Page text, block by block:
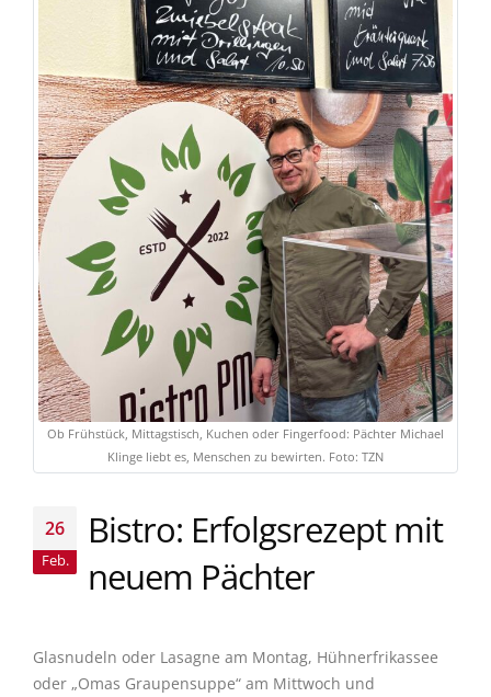
Ob Frühstück, Mittagstisch, Kuchen oder Fingerfood: Pächter Michael
Klinge liebt es, Menschen zu bewirten. Foto: TZN
26
Feb.
Bistro: Erfolgsrezept mit
neuem Pächter
Glasnudeln oder Lasagne am Montag, Hühnerfrikassee
oder „Omas Graupensuppe“ am Mittwoch und